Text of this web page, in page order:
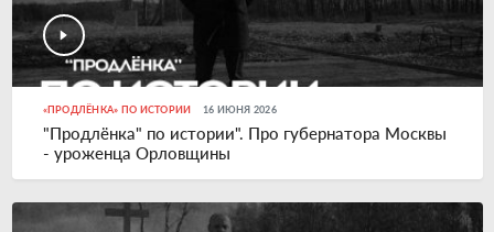
«ПРОДЛЁНКА» ПО ИСТОРИИ 16 ИЮНЯ 2026
"Продлёнка" по истории". Про губернатора Москвы
- уроженца Орловщины